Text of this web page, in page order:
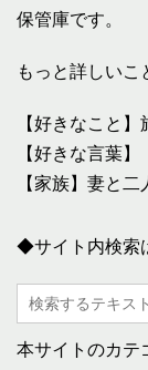
保管庫です。
もっと詳しいこ
【好きなこと
【好きな言葉】
【家族】妻と
◆サイト内検索
本サイトのカテ